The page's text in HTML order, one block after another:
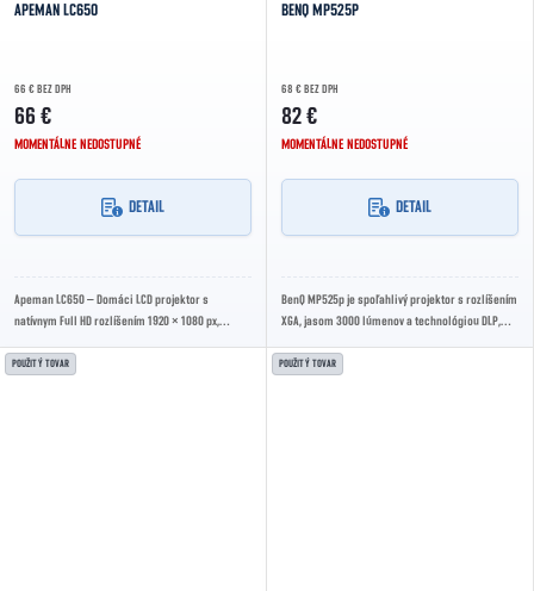
APEMAN LC650
66 € BEZ DPH
66 €
MOMENTÁLNE NEDOSTUPNÉ
DETAIL
Apeman LC650 – Domáci LCD projektor s
natívnym Full HD rozlíšením 1920 × 1080 px,
5000:1,...
BENQ MP525P
68 € BEZ DPH
82 €
MOMENTÁLNE NEDOSTUPNÉ
DETAIL
BenQ MP525p je spoľahlivý projektor s rozlíšením
XGA, jasom 3000 lúmenov a technológiou DLP,
POUŽITÝ TOVAR POUŽITÝ TOVAR